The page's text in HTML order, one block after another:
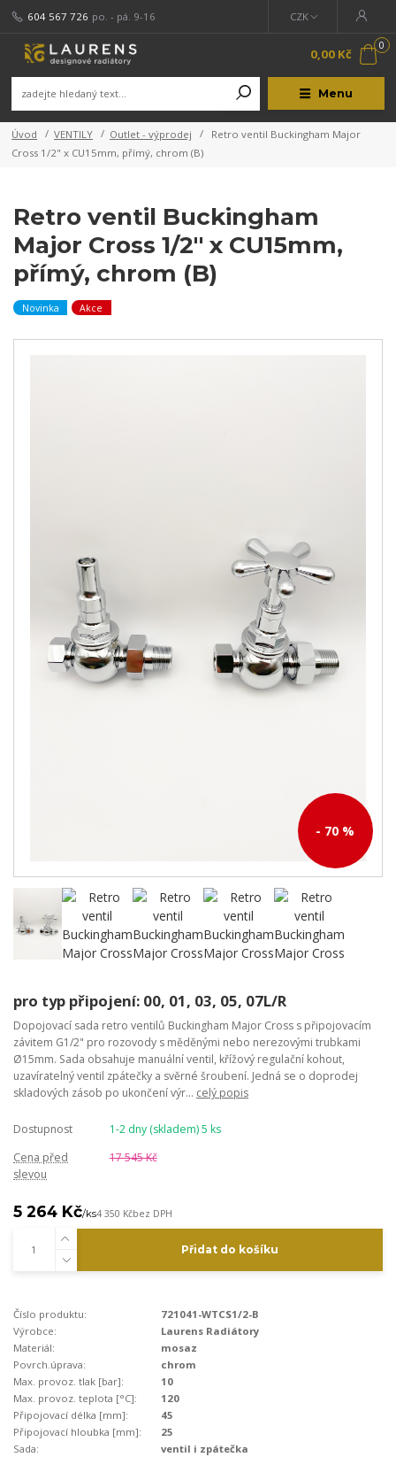
Menu
CZK
604 567 726 po. - pá. 9-16
0
0,00 Kč
Úvod VENTILY Outlet - výprodej
Retro ventil Buckingham Major
Cross 1/2" x CU15mm, přímý, chrom (B)
Retro ventil Buckingham
Major Cross 1/2" x CU15mm,
přímý, chrom (B)
Novinka Akce
- 70 %
pro typ připojení: 00, 01, 03, 05, 07L/R
Dopojovací sada retro ventilů Buckingham Major Cross s připojovacím
závitem G1/2" pro rozovody s měděnými nebo nerezovými trubkami
Ø15mm. Sada obsahuje manuální ventil, křížový regulační kohout,
uzavíratelný ventil zpátečky a svěrné šroubení. Jedná se o doprodej
skladových zásob po ukončení výr... celý popis
Dostupnost
1-2 dny (skladem) 5 ks
Cena před
slevou
17 545 Kč
5 264 Kč/ks4 350 Kčbez DPH
Přidat do košíku
Číslo produktu:
721041-WTCS1/2-B
Výrobce:
Laurens Radiátory
Materiál:
mosaz
Povrch.úprava:
chrom
Max. provoz. tlak [bar]:
10
Max. provoz. teplota [°C]:
120
Připojovací délka [mm]:
45
Připojovací hloubka [mm]:
25
Sada:
ventil i zpátečka